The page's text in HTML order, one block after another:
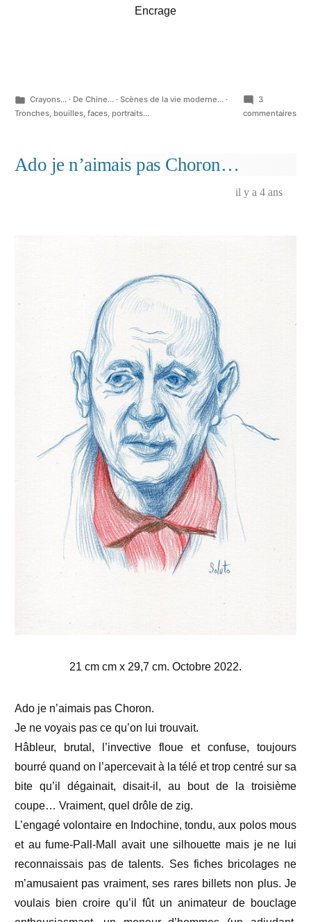
Encrage
Publié
dans
Crayons...· De Chine...· Scènes de la vie moderne...·
Tronches, bouilles, faces, portraits...
3
commentairessur
Ado je n’aimais pas Choron…
il y a 4 ans
21 cm cm x 29,7 cm. Octobre 2022.
Ado je n’aimais pas Choron.
Je ne voyais pas ce qu’on lui trouvait.
Hâbleur, brutal, l’invective floue et confuse, toujours
bourré quand on l’apercevait à la télé et trop centré sur sa
bite qu’il dégainait, disait-il, au bout de la troisième
coupe… Vraiment, quel drôle de zig.
L’engagé volontaire en Indochine, tondu, aux polos mous
et au fume-Pall-Mall avait une silhouette mais je ne lui
reconnaissais pas de talents. Ses fiches bricolages ne
m’amusaient pas vraiment, ses rares billets non plus. Je
voulais bien croire qu’il fût un animateur de bouclage